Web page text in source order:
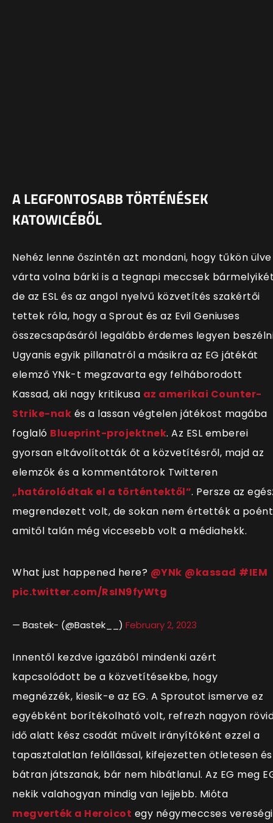
A LEGFONTOSABB TÖRTÉNÉSEK
KATOWICÉBŐL
Nehéz lenne őszintén azt mondani, hogy tűkön ülve
várta volna bárki is a tegnapi meccsek
de az ESL és az angol nyelvű közvetítés szakértői
tettek róla, hogy a Sprout és az Evil Geniuses
összecsapásáról legalább érdemes legyen
Ugyanis egyik pillanatról a másikra az EG játékát
elemző YNk-t megzavarta egy felháborodott
Kassad, aki nagy kritikusa az amerikai Counter-
Strike-nak és a lassan végtelen játékost magába
foglaló Blueprint-projektnek. Az ESL emberei
gyorsan eltávolították őt a közvetítésről, majd az
elemzők és a kommentátorok Twitteren
„határolódtak el a történtektől”. Persze az
megrendezett volt, de sokan nem értették a
amitől talán még viccesebb volt a médiahekk.
What just happened here? @YNk @kassad #IEM
pic.twitter.com/RsIN9fyWtg
— Bastek- (@Bastek__) February 2, 2023
Innentől kezdve igazából mindenki azért
kapcsolódott be a közvetítésekbe, hogy
megnézzék, kiesik-e az EG. A Sproutot ismerve ez
egyébként borítékolható volt, refrezh nagyon
idő alatt kész csodát művelt irányítóként ezzel a
tapasztalatlan felállással, kifejezetten ötletesen és
bátran játszanak, bár nem hibátlanul. Az EG meg
nekik valahogyan mindig van lejjebb. Mióta
megverték a Heroicot egy négymeccses vereségi